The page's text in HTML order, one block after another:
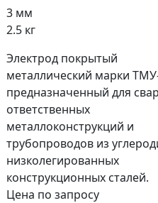
3 мм
2.5 кг
Электрод покрытый
металлический марки
предназначенный для
ответственных
металлоконструкций и
трубопроводов из
низколегированных
конструкционных сталей.
Цена по запросу